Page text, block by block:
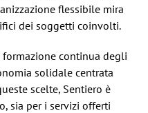
flessibile mira
dei soggetti coinvolti.
continua degli
solidale centrata
scelte, Sentiero è
sia per i servizi offerti